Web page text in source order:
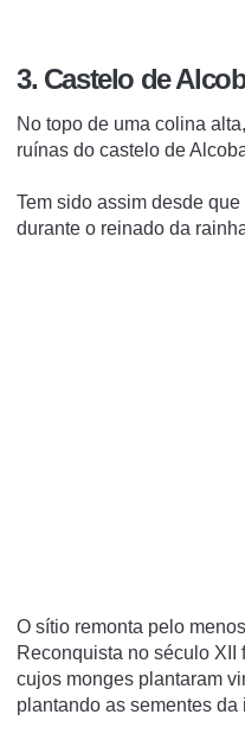
3. Castelo de
No topo de uma colina
ruínas do castelo de
Tem sido assim desde
durante o reinado da
O sítio remonta pelo
Reconquista no século XII
cujos monges plantaram
plantando as sementes